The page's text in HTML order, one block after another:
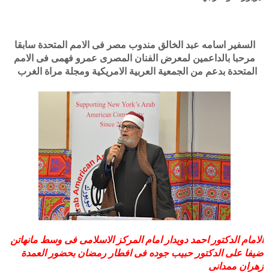
السفير اسامه عبد الخالق مندوب مصر فى الامم المتحدة سابقا
مرحبا بالداعمين لمعرض الفنان المصرى عمرو فهمى فى الامم
المتحدة بدعم من الجمعية العربية الامريكية ومجلة مراة الغرب
الامام الدكتور احمد دويدار امام المركز الاسلامى فى وسط مانهاتن
ضيفا على الدكتور حبيب جوده فى افطار رمضان بحضور العمدة
زهران ممدانى